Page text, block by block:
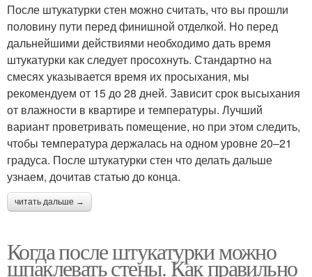
После штукатурки стен можно считать, что вы прошли
половину пути перед финишной отделкой. Но перед
дальнейшими действиями необходимо дать время
штукатурки как следует просохнуть. Стандартно на
смесях указывается время их просыхания, мы
рекомендуем от 15 до 28 дней. Зависит срок высыхания
от влажности в квартире и температуры. Лучший
вариант проветривать помещение, но при этом следить,
чтобы температура держалась на одном уровне 20–21
градуса. После штукатурки стен что делать дальше
узнаем, дочитав статью до конца.
читать дальше →
Когда после штукатурки можно
шпаклевать стены. Как правильно